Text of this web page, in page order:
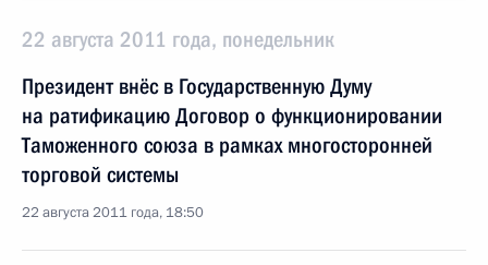
22 августа 2011 года, понедельник
Президент внёс в Государственную Думу
на ратификацию Договор о функционировании
Таможенного союза в рамках многосторонней
торговой системы
22 августа 2011 года, 18:50